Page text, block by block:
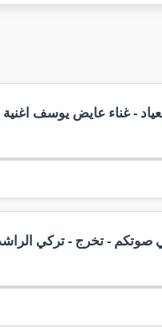
- غناء عايض يوسف اغنية